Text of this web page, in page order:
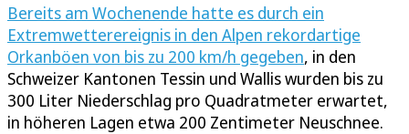
Bereits am Wochenende hatte es durch ein
Extremwetterereignis in den Alpen rekordartige
Orkanböen von bis zu 200 km/h gegeben, in den
Schweizer Kantonen Tessin und Wallis wurden bis zu
300 Liter Niederschlag pro Quadratmeter erwartet,
in höheren Lagen etwa 200 Zentimeter Neuschnee.